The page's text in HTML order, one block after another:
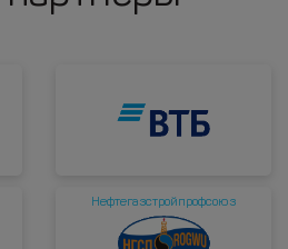
Нефтегазстройпрофсоюз